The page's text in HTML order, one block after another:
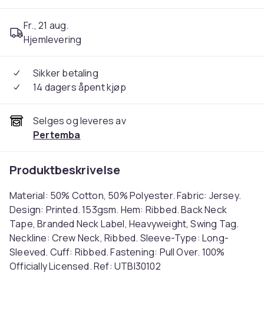
Fr., 21 aug.
Hjemlevering
Sikker betaling
14 dagers åpent kjøp
Selges og leveres av
Pertemba
Produktbeskrivelse
Material: 50% Cotton, 50% Polyester. Fabric: Jersey.
Design: Printed. 153gsm. Hem: Ribbed. Back Neck
Tape, Branded Neck Label, Heavyweight, Swing Tag.
Neckline: Crew Neck, Ribbed. Sleeve-Type: Long-
Sleeved. Cuff: Ribbed. Fastening: Pull Over. 100%
Officially Licensed. Ref: UTBI30102